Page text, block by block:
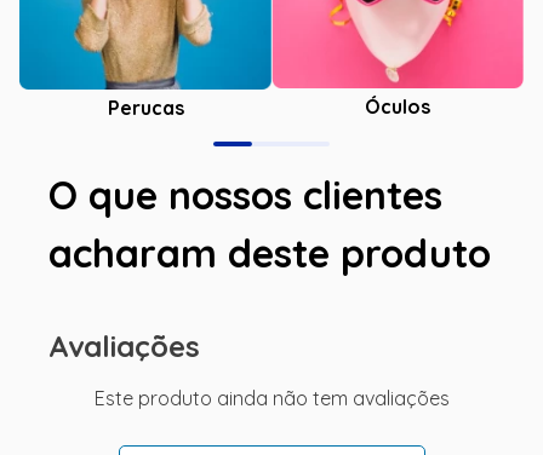
Perucas Óculos
O que nossos clientes
acharam deste produto
Avaliações
Este produto ainda não tem avaliações